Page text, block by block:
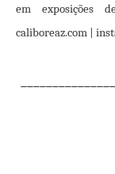
em exposições
caliboreaz.com |